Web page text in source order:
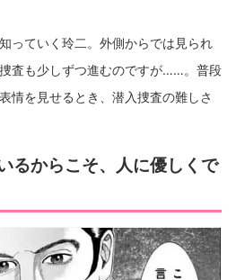
っていく玲二。外側からでは見られ
査も少しずつ進むのですが……。普段
情を見せるとき、潜入捜査の難しさ
るからこそ、人に優しくで